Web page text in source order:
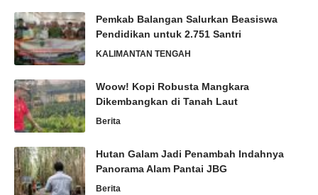
Pemkab Balangan Salurkan Beasiswa
Pendidikan untuk 2.751 Santri
KALIMANTAN TENGAH
Woow! Kopi Robusta Mangkara
Dikembangkan di Tanah Laut
Berita
Hutan Galam Jadi Penambah Indahnya
Panorama Alam Pantai JBG
Berita